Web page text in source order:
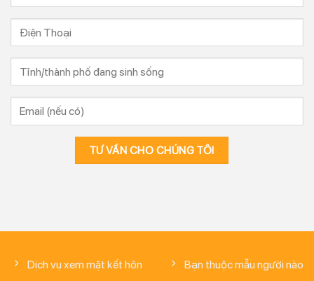
Dịch vụ xem mặt kết hôn Bạn thuộc mẫu người nào